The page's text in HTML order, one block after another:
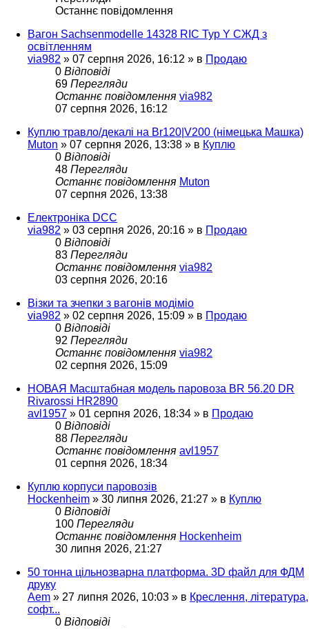
Останнє повідомлення
Вагон Sachsenmodelle 14328 RIC Typ Y СЖД з
освітленням
via982 » 07 серпня 2026, 16:12 » в Продаю
0 Відповіді
69 Перегляди
Останнє повідомлення via982
07 серпня 2026, 16:12
Куплю травло/декалі на Br120|V200 (німецька Машка)
Muton » 07 серпня 2026, 13:38 » в Куплю
0 Відповіді
48 Перегляди
Останнє повідомлення Muton
07 серпня 2026, 13:38
Електроніка DCC
via982 » 03 серпня 2026, 20:16 » в Продаю
0 Відповіді
83 Перегляди
Останнє повідомлення via982
03 серпня 2026, 20:16
Візки та зчепки з вагонів модіміо
via982 » 02 серпня 2026, 15:09 » в Продаю
0 Відповіді
92 Перегляди
Останнє повідомлення via982
02 серпня 2026, 15:09
НОВАЯ Масштабная модель паровоза BR 56.20 DR
Rivarossi HR2890
avl1957 » 01 серпня 2026, 18:34 » в Продаю
0 Відповіді
88 Перегляди
Останнє повідомлення avl1957
01 серпня 2026, 18:34
Куплю корпуси паровозів
Hockenheim » 30 липня 2026, 21:27 » в Куплю
0 Відповіді
100 Перегляди
Останнє повідомлення Hockenheim
30 липня 2026, 21:27
50 тонна цільнозварна платформа. 3D файл для ФДМ
друку
Aem » 27 липня 2026, 10:03 » в Креслення, література,
софт...
0 Відповіді